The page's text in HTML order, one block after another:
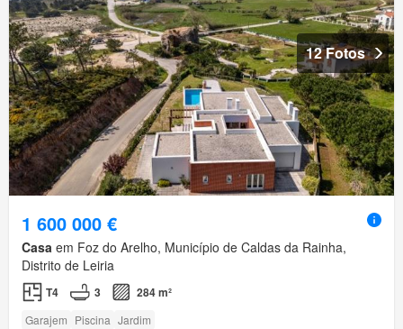
12 Fotos
1 600 000 €
Casa em Foz do Arelho, Município de Caldas da Rainha,
Distrito de Leiria
T4 3 284 m²
Garajem Piscina Jardim